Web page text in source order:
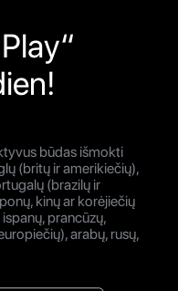
būdas išmokti
(britų ir amerikiečių),
(brazilų ir
kinų ar korėjiečių
prancūzų,
arabų, rusų,